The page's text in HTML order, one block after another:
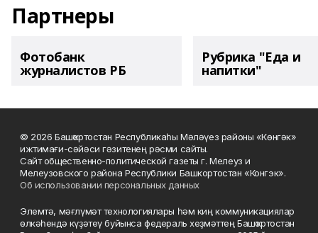
Партнеры
Фотобанк
журналистов РБ
Рубрика "Еда и
напитки"
© 2026 Башҡортостан Республикаһы Мәләүез районы «Көнгәк»
ижтимағи-сәйәси гәзитенең рәсми сайты.
Сайт общественно-политической газеты г. Мелеуз и
Мелеузовского района Республики Башкортостан «Конгэк».
Об использовании персональных данных
Элемтә, мәғлүмәт технологиялары һәм киң коммуникациялар
өлкәһендә күҙәтеү буйынса федераль хеҙмәттең Башҡортостан